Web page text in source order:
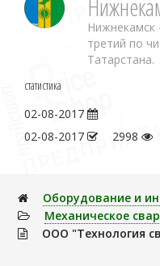
Нижнекамск
третий по
Татарстана.
статистика
02-08-2017
02-08-2017
2998
Оборудование и
Механическое
ООО "Технология